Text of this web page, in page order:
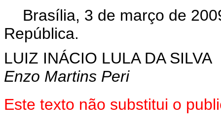
Brasília, 3 de março de
República.
LUIZ INÁCIO LULA DA SILVA
Enzo Martins Peri
Este texto não substitui o